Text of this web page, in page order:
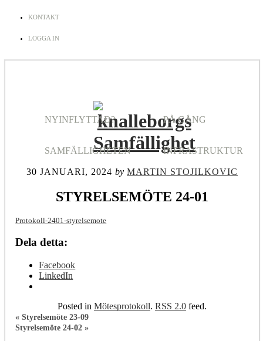
KONTAKT
LOGGA IN
NYINFLYTTAD?
SAMFÄLLIGHETEN
PÅ GÅNG
INFRASTRUKTUR
30 JANUARI, 2024 by MARTIN STOJILKOVIC
STYRELSEMÖTE 24-01
Protokoll-2401-styrelsemote
Dela detta:
Facebook
LinkedIn
Posted in Mötesprotokoll. RSS 2.0feed.
« Styrelsemöte 23-09
Styrelsemöte 24-02 »